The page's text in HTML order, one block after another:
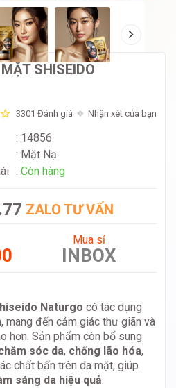
SHISEIDO
3301 Đánh giá Nhận xét của bạn
: 14856
: Mặt Nạ
: Còn hàng
ZALO TƯ VẤN
Mua sỉ
INBOX
Naturgo có tác dụng
mang đến cảm giác thư giãn và
hơn. Sản phẩm còn bổ sung
sóc da, chống lão hóa,
chất bẩn trên da mặt, giúp
sáng da hiệu quả.